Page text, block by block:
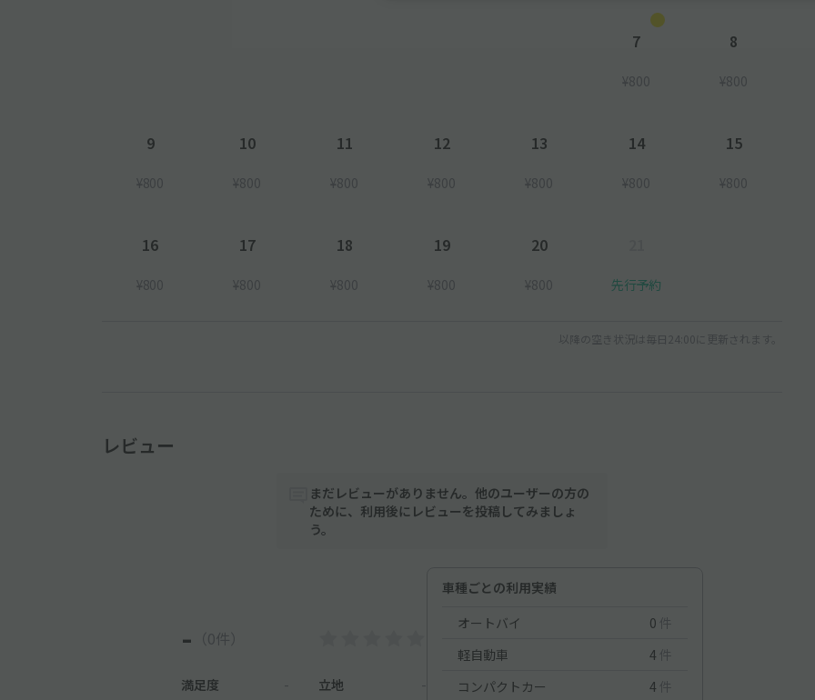
7
¥800
8
¥800
9
¥800
10
¥800
11
¥800
12
¥800
13
¥800
14
¥800
15
¥800
16
¥800
17
¥800
18
¥800
19
¥800
20
¥800 先行予約
以降の空き状況は毎日24:00に更新されます。
レビュー
まだレビューがありません。他のユーザーの方の
ために、利用後にレビューを投稿してみましょ
う。
- （0件）
満足度 立地
車種ごとの利用実績
オートバイ
0 件
軽自動車
4 件
コンパクトカー
4 件